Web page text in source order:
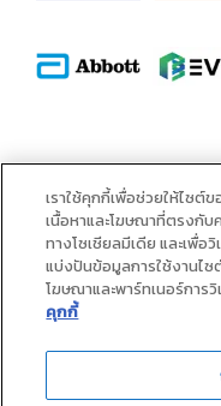
alliance
เราใช้คุกกี้เพื่อช่วยให้ไซต์
เนื้อหาและโฆษณาที่ตรงกั
ทางโซเชียลมีเดีย และเพื่อ
แบ่งปันข้อมูลการใช้งานไซ
โฆษณาและพาร์ทเนอร์การ
คุกกี้